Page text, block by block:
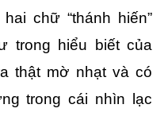
chữ “thánh hiến”
trong hiểu biết của
thật mờ nhạt và có
trong cái nhìn lạc